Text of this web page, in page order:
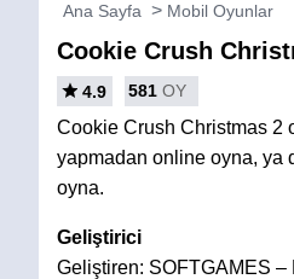
Ana Sayfa Mobil Oyunlar
Cookie Crush
4.9 581 OY
Cookie Crush Christmas 2
yapmadan online oyna, ya
oyna.
Geliştirici
Geliştiren: SOFTGAMES –